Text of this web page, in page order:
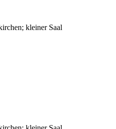
kleiner Saal